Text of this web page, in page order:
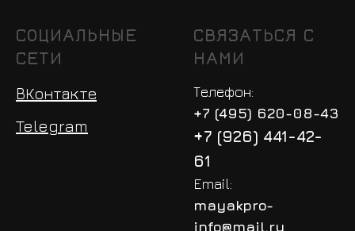
СОЦИАЛЬНЫЕ
СЕТИ
ВКонтакте
Telegram
СВЯЗАТЬСЯ С
НАМИ
Телефон:
+7 (495) 620-08-43
+7 (926) 441-42-
61
Email:
mayakpro-
info@mail.ru